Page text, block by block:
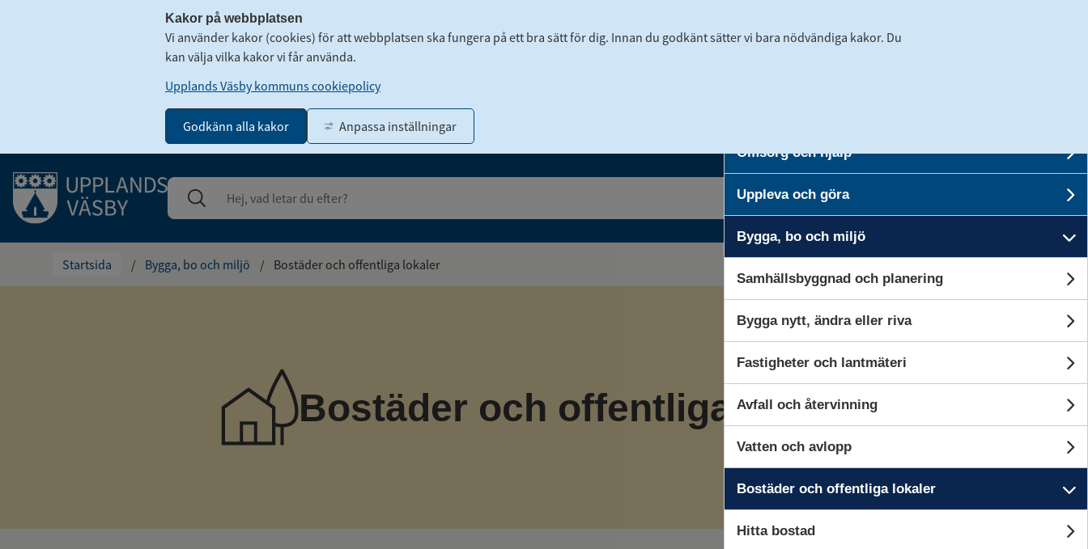
Kakor på webbplatsen
Vi använder kakor (cookies) för att webbplatsen ska fungera på ett bra sätt för dig. Innan du godkänt sätter vi bara nödvändiga kakor. Du
kan välja vilka kakor vi får använda.
Upplands Väsby kommuns cookiepolicy
Godkänn alla kakor Anpassa inställningar
Gå till innehåll
Sök
Translate
Stäng
Omsorg och hjälp
Uppleva och göra
Bygga, bo och miljö
Samhällsbyggnad och planering
Bygga nytt, ändra eller riva
Fastigheter och lantmäteri
Avfall och återvinning
Vatten och avlopp
Bostäder och offentliga lokaler
Hitta bostad
Startsida
/ Bygga, bo och miljö / Bostäder och offentliga lokaler
Bostäder och offentliga lokaler